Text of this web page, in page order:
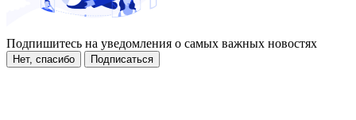
Подпишитесь на уведомления о самых важных новостях
Нет, спасибо Подписаться